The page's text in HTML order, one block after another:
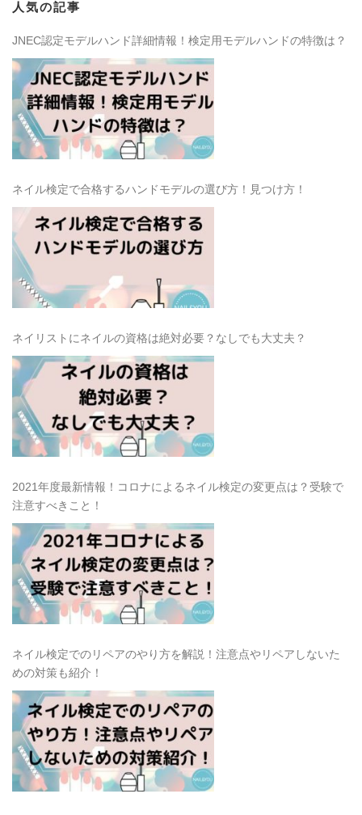
人気の記事
JNEC認定モデルハンド詳細情報！検定用モデルハンドの特徴は？
ネイル検定で合格するハンドモデルの選び方！見つけ方！
ネイリストにネイルの資格は絶対必要？なしでも大丈夫？
2021年度最新情報！コロナによるネイル検定の変更点は？受験で
注意すべきこと！
ネイル検定でのリペアのやり方を解説！注意点やリペアしないた
めの対策も紹介！